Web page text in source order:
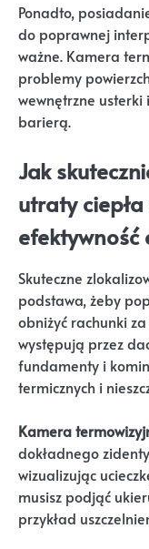
Ponadto,
do poprawnej
ważne. Kamera
problemy
wewnętrzne
barierą.
Jak
utraty
efektywność
Skuteczne
podstawa, żeby
obniżyć rachunki
występują przez
fundamenty i
termicznych i
Kamera
dokładnego
wizualizując
musisz podjąć
przykład